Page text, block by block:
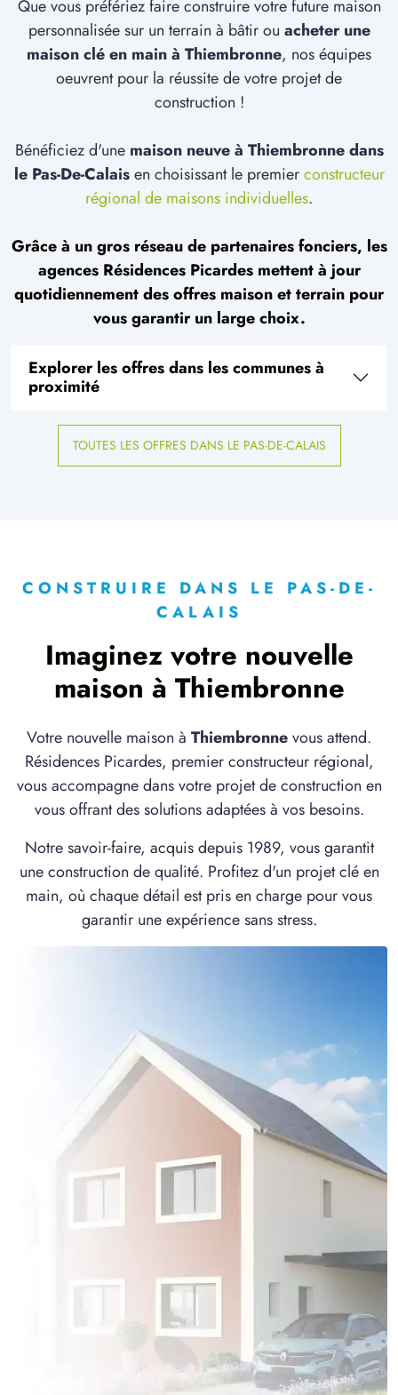
Que vous préfériez faire construire votre future maison
personnalisée sur un terrain à bâtir ou acheter une
maison clé en main à Thiembronne, nos équipes
oeuvrent pour la réussite de votre projet de
construction !
Bénéficiez d'une maison neuve à Thiembronne dans
le Pas-De-Calaisen choisissant le premierconstructeur
régional de maisons individuelles.
Grâce à un gros réseau de partenaires fonciers, les
agences Résidences Picardes mettent à jour
quotidiennement des offres maison et terrain pour
vous garantir un large choix.
Explorer les offres dans les communes à
proximité
TOUTES LES OFFRES DANS LE PAS-DE-CALAIS
CONSTRUIRE DANS LE PAS-DE-
CALAIS
Imaginez votre nouvelle
maison à Thiembronne
Votre nouvelle maison à Thiembronnevous attend.
Résidences Picardes, premier constructeur régional,
vous accompagne dans votre projet de construction en
vous offrant des solutions adaptées à vos besoins.
Notre savoir-faire, acquis depuis 1989, vous garantit
une construction de qualité. Profitez d'un projet clé en
main, où chaque détail est pris en charge pour vous
garantir une expérience sans stress.